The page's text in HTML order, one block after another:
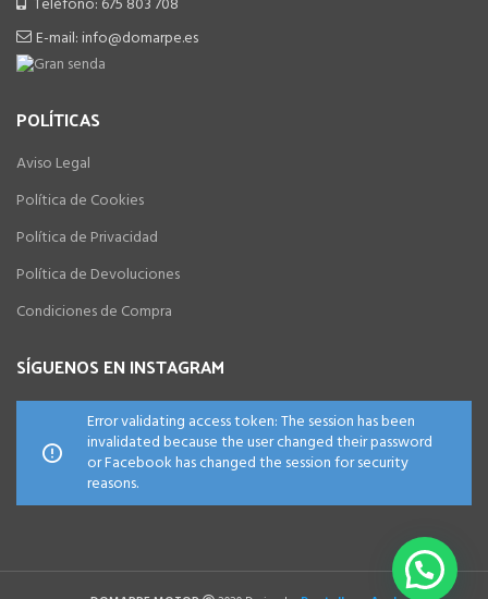
E-mail: info@domarpe.es
POLÍTICAS
Aviso Legal
Política de Cookies
Política de Privacidad
Política de Devoluciones
Condiciones de Compra
SÍGUENOS EN INSTAGRAM
Error validating access token: The session has been
invalidated because the user changed their password
or Facebook has changed the session for security
reasons.